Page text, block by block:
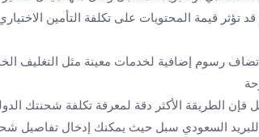
تؤثر قيمة المحتويات على تكلفة التأمين
رسوم إضافية لخدمات معينة مثل التغليف
فإن الطريقة الأكثر دقة لمعرفة تكلفة شحنتك
السعودي سبل حيث يمكنك إدخال تفاصيل